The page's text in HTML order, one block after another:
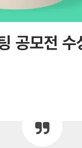
공모전 수